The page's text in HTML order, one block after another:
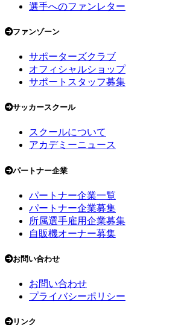
選手へのファンレター
ファンゾーン
サポーターズクラブ
オフィシャルショップ
サポートスタッフ募集
サッカースクール
スクールについて
アカデミーニュース
パートナー企業
パートナー企業一覧
パートナー企業募集
所属選手雇用企業募集
自販機オーナー募集
お問い合わせ
お問い合わせ
プライバシーポリシー
リンク